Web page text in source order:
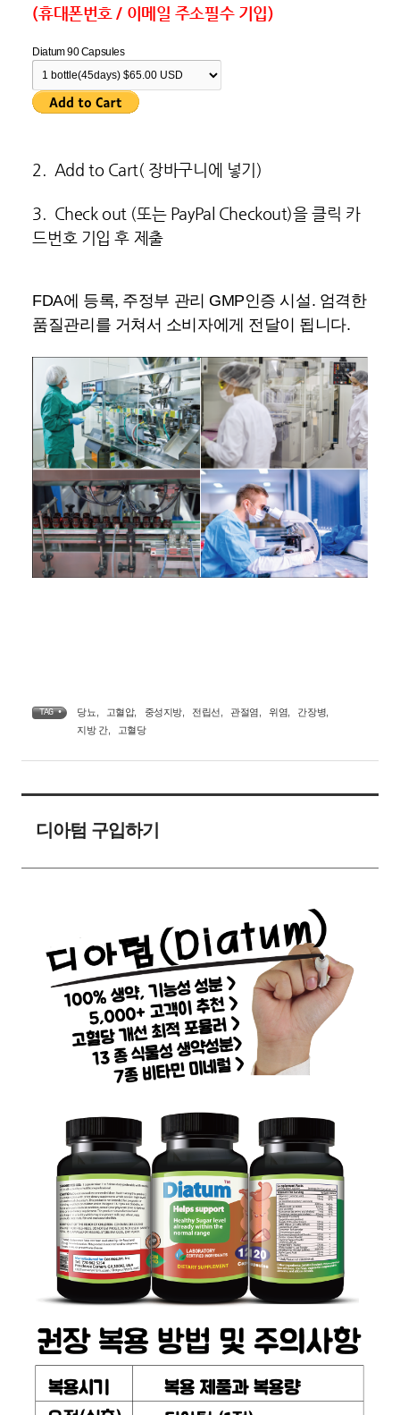
(휴대폰번호 / 이메일 주소필수 기입)
Diatum 90 Capsules
2. Add to Cart( 장바구니에 넣기)
3. Check out (또는 PayPal Checkout)을 클릭 카
드번호 기입 후 제출
FDA에 등록, 주정부 관리 GMP인증 시설. 엄격한
품질관리를 거쳐서 소비자에게 전달이 됩니다.
TAG • 당뇨, 고혈압, 중성지방, 전립선, 관절염 , 위염, 간장병,
지방 간, 고혈당
디아텀 구입하기